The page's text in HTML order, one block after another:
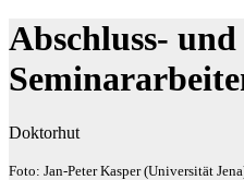
Abschluss- und
Doktorhut
Foto: Jan-Peter Kasper (Universität